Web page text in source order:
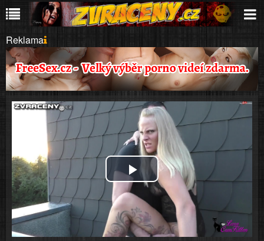
Reklama
Play
Video